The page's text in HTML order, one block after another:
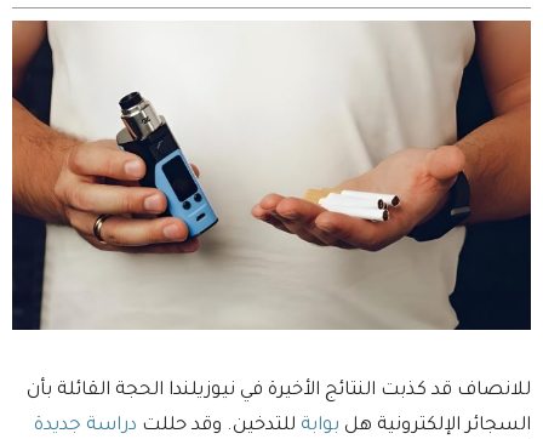
للانصاف قد كذبت النتائج الأخيرة في نيوزيلندا الحجة القائلة بأن
السجائر الإلكترونية هل بوابة للتدخين. وقد حللت دراسة جديدة